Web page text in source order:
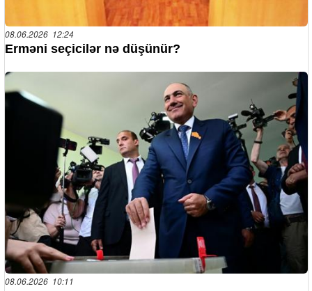
08.06.2026 12:24
Erməni seçicilər nə düşünür?
08.06.2026 10:11